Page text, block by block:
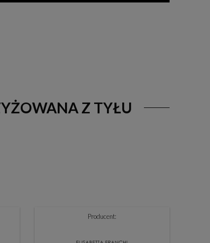
Z TYŁU
Producent: